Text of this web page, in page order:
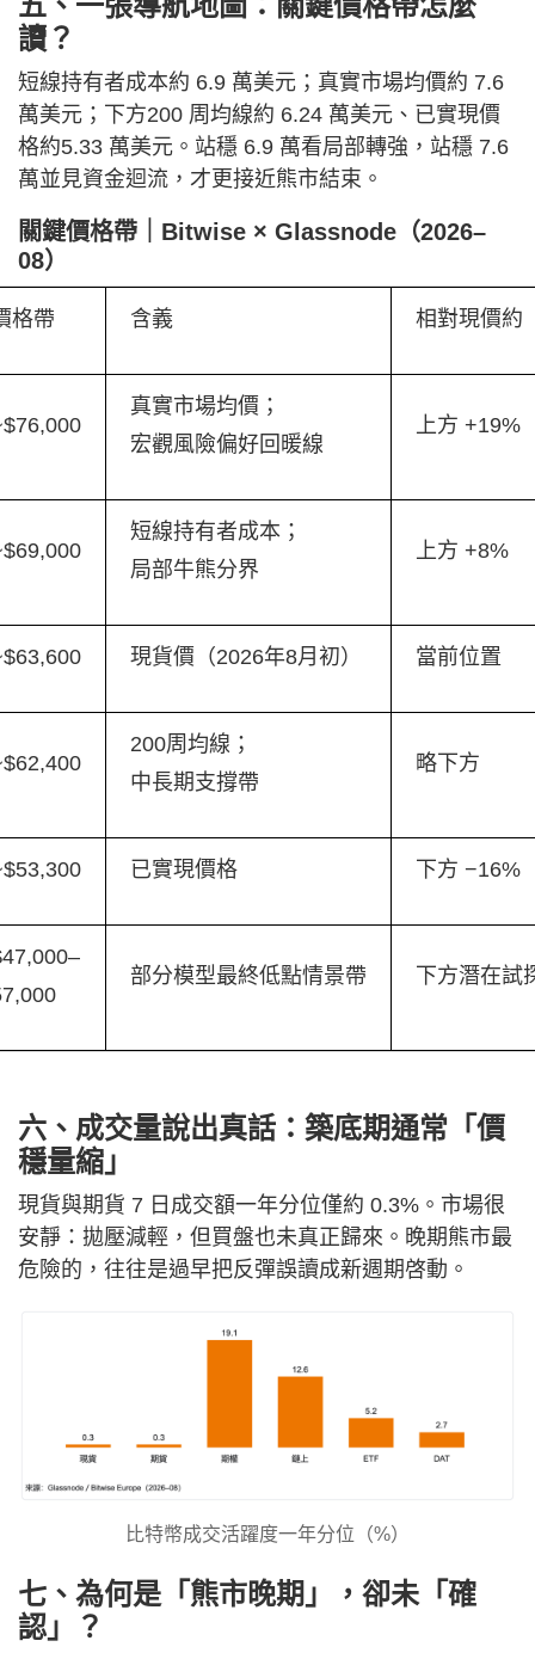
讀？
短線持有者成本約 6.9 萬美元；真實市場均價約 7.6
萬美元；下方200 周均線約 6.24 萬美元、已實現價
格約5.33 萬美元。站穩 6.9 萬看局部轉強，站穩 7.6
萬並見資金迴流，才更接近熊市結束。
關鍵價格帶｜Bitwise × Glassnode（2026–
08）
格帶 含義 相對現價約
真實市場均價；
宏觀風險偏好回暖線
上方 +19%
短線持有者成本；
局部牛熊分界
上方 +8%
現貨價（2026年8月初） 當前位置
200周均線；
中長期支撐帶
略下方
已實現價格 下方 −16%
部分模型最終低點情景帶 下方潛在試
六、成交量說出真話：築底期通常「價
穩量縮」
現貨與期貨 7 日成交額一年分位僅約 0.3%。市場很
安靜：拋壓減輕，但買盤也未真正歸來。晚期熊市最
危險的，往往是過早把反彈誤讀成新週期啓動。
比特幣成交活躍度一年分位（%）
七、為何是「熊市晚期」，卻未「確
認」？